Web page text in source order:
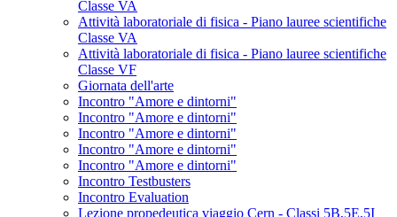
Classe VA
Attività laboratoriale di fisica - Piano lauree scientifiche
Classe VA
Attività laboratoriale di fisica - Piano lauree scientifiche
Classe VF
Giornata dell'arte
Incontro "Amore e dintorni"
Incontro "Amore e dintorni"
Incontro "Amore e dintorni"
Incontro "Amore e dintorni"
Incontro "Amore e dintorni"
Incontro Testbusters
Incontro Evaluation
Lezione propedeutica viaggio Cern - Classi 5B,5E,5I